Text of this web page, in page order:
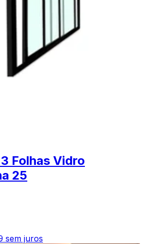
Folhas Vidro
25
sem juros